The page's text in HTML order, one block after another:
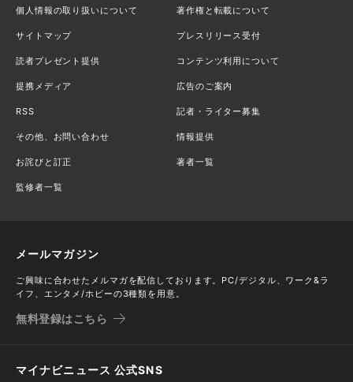
個人情報の取り扱いについて 著作権と転載について
サイトマップ プレスリリース受付
読者プレゼント提供 コンテンツ利用について
提携メディア 広告のご案内
RSS 記者・ライター募集
その他、お問い合わせ 情報提供
お詫びと訂正 著者一覧
監修者一覧
メールマガジン
ご興味に合わせたメルマガを配信しております。PC/デジタル、ワーク&ラ
イフ、エンタメ/ホビーの3種類を用意。
無料登録はこちら
マイナビニュース 公式SNS